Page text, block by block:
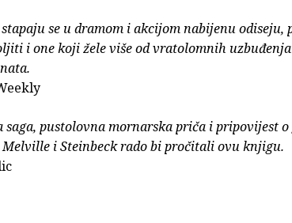
se u dramom i akcijom nabijenu odiseju,
i one koji žele više od vratolomnih
saga, pustolovna mornarska priča i pripovijest
Melville i Steinbeck rado bi pročitali ovu knjigu.